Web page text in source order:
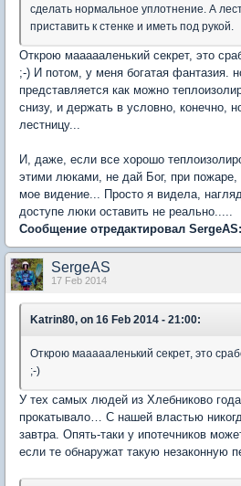
сделать нормальное уплотнение. А
приставить к стенке и иметь под рукой.
Открою маааааленький секрет, это
;-) И потом, у меня богатая фантазия.
представляется как можно
снизу, и держать в условно, конечно,
лестницу...
И, даже, если все хорошо
этими люками, не дай Бог, при
мое видение... Просто я видела,
доступе люки оставить не реально.....
Сообщение отредактировал
SergeAS
17 Feb 2014
Katrin80, on 16 Feb 2014 - 21:00:
Открою маааааленький секрет, это
;-)
У тех самых людей из Хлебниково
прокатывало… С нашей властью
завтра. Опять-таки у ипотечников
если те обнаружат такую незаконную